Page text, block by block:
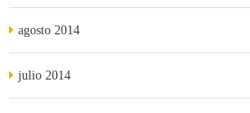
agosto 2014
julio 2014